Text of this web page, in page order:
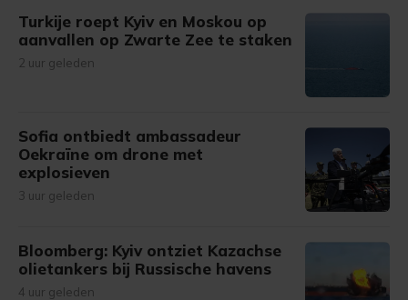
Turkije roept Kyiv en Moskou op
aanvallen op Zwarte Zee te staken
2 uur geleden
Sofia ontbiedt ambassadeur
Oekraïne om drone met
explosieven
3 uur geleden
Bloomberg: Kyiv ontziet Kazachse
olietankers bij Russische havens
4 uur geleden